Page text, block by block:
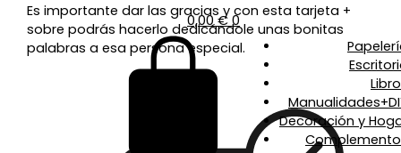
0,00€ 0
Decoración y
Es importante dar las gracias y con esta tarjeta +
sobre podrás hacerlo dedicándole unas bonitas
palabras a esa persona especial.